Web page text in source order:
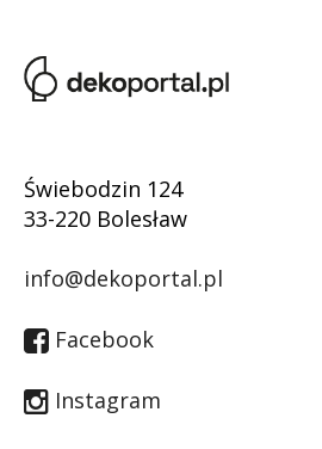
Świebodzin 124
33-220 Bolesław
info@dekoportal.pl
Facebook
Instagram